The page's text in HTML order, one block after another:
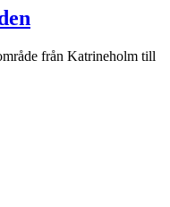
från Katrineholm till